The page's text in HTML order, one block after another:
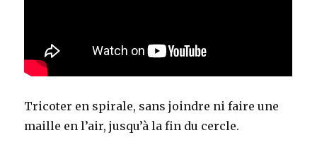
Tricoter en spirale, sans joindre ni faire une
maille en l’air, jusqu’à la fin du cercle.